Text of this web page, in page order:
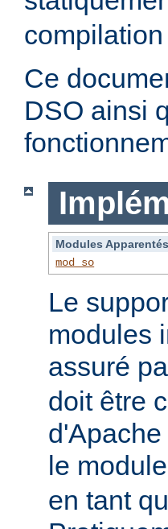
Ce
DSO ainsi
Modules Apparentés
mod_so
Le
modules
assuré
doit être
le module
en tant